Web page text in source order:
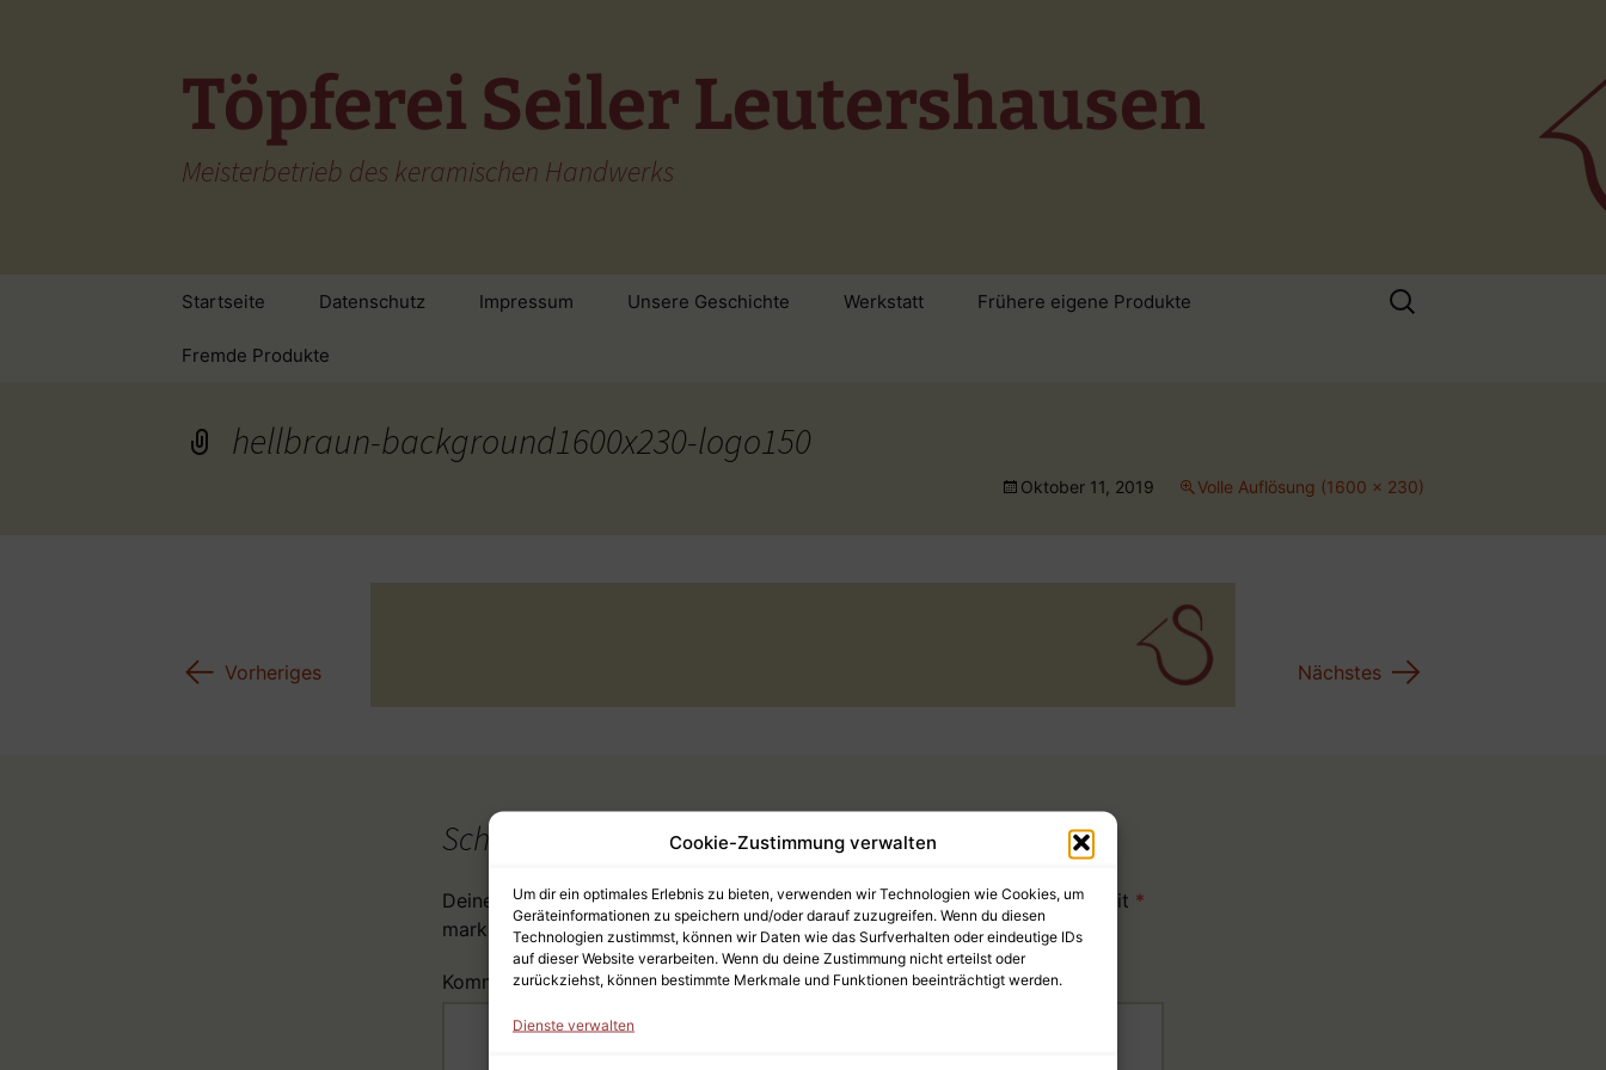
Cookie-Zustimmung verwalten
Um dir ein optimales Erlebnis zu bieten, verwenden wir Technologien wie Cookies, um
Geräteinformationen zu speichern und/oder darauf zuzugreifen. Wenn du diesen
Technologien zustimmst, können wir Daten wie das Surfverhalten oder eindeutige IDs
auf dieser Website verarbeiten. Wenn du deine Zustimmung nicht erteilst oder
zurückziehst, können bestimmte Merkmale und Funktionen beeinträchtigt werden.
Dienste verwalten
Töpferei Seiler Leutershausen
Meisterbetrieb des keramischen Handwerks
Startseite Datenschutz Impressum Unsere Geschichte Werkstatt Frühere eigene Produkte
Fremde Produkte
Suchen
nach:
hellbraun-background1600x230-logo150
Oktober 11, 2019 Volle Auflösung (1600 × 230)
← Vorheriges Nächstes →
Schreibe einen Kommentar
Deine E-Mail-Adresse wird nicht veröffentlicht. Erforderliche Felder sind mit *
markiert
Kommentar*